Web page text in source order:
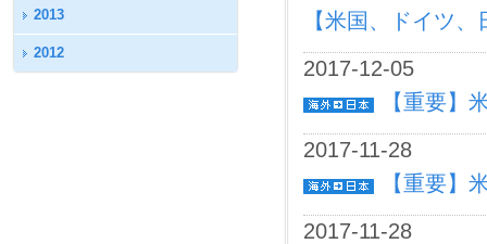
2013
2012
【米国、ドイツ
2017-12-05
【重要】
2017-11-28
【重要】
2017-11-28